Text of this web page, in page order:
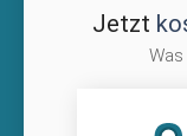
Jetzt